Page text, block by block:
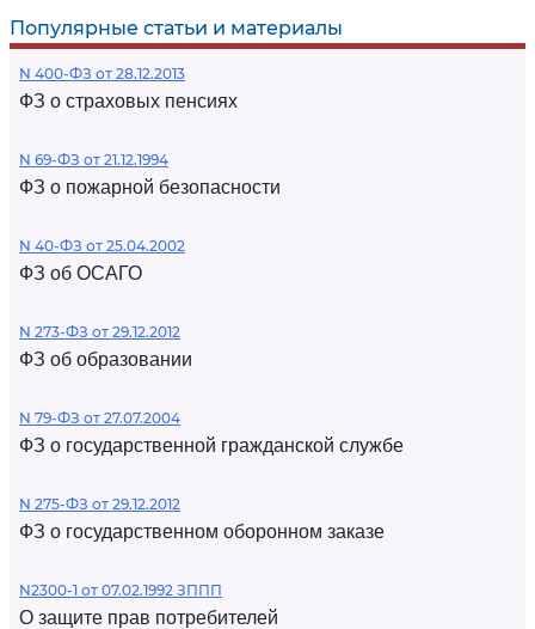
Популярные статьи и материалы
N 400-ФЗ от 28.12.2013
ФЗ о страховых пенсиях
N 69-ФЗ от 21.12.1994
ФЗ о пожарной безопасности
N 40-ФЗ от 25.04.2002
ФЗ об ОСАГО
N 273-ФЗ от 29.12.2012
ФЗ об образовании
N 79-ФЗ от 27.07.2004
ФЗ о государственной гражданской службе
N 275-ФЗ от 29.12.2012
ФЗ о государственном оборонном заказе
N2300-1 от 07.02.1992 ЗППП
О защите прав потребителей